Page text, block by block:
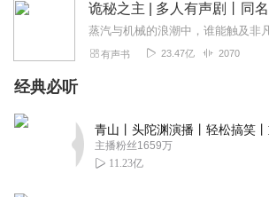
苏林的梦工厂
好故事，好演播，推荐订阅！
2021-12-05
芒丛呀
看了小说，超赞👍！！
回复 2021-12-16
有声书 23.47亿 2070
经典必听
主播粉丝1659万
11.23亿